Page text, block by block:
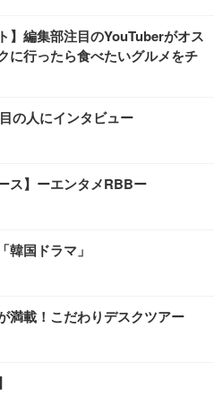
】編集部注目のYouTuberがオス
に行ったら食べたいグルメをチ
の人にインタビュー
ス】ーエンタメRBBー
韓国ドラマ」
満載！こだわりデスクツアー